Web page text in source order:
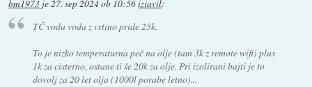
bm1973 je 27. sep 2024 ob 10:56izjavil:
TČ voda voda z vrtino pride 25k.
To je nizko temperaturna peč na olje (tam 3k z remote wifi) plus
1k za cisterno, ostane ti še 20k za olje. Pri izolirani bajti je to
dovolj za 20 let olja (1000l porabe letno)...